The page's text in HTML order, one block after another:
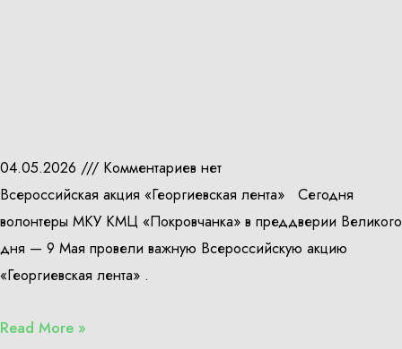
04.05.2026
Комментариев нет
Всероссийская акция «Георгиевская лента» Сегодня
волонтеры МКУ КМЦ «Покровчанка» в преддверии Великого
дня — 9 Мая провели важную Всероссийскую акцию
«Георгиевская лента» .
Read More »